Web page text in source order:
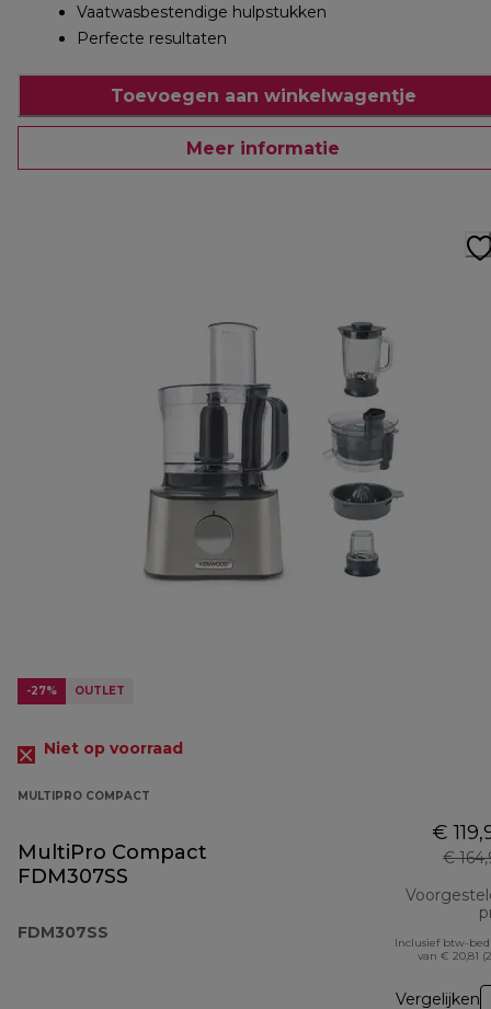
Vaatwasbestendige hulpstukken
Perfecte resultaten
Toevoegen aan winkelwagentje
Meer informatie
-27% OUTLET
Niet op voorraad
MULTIPRO COMPACT
MultiPro Compact
FDM307SS
FDM307SS
€
€
Inclusief btw-
van € 20,81
Vergelijken